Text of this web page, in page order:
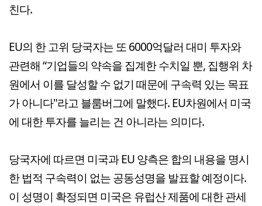
친다.
EU의 한 고위 당국자는 또 6000억달러 대미 투자와
관련해 “기업들의 약속을 집계한 수치일 뿐, 집행위 차
원에서 이를 달성할 수 없기 때문에 구속력 있는 목표
가 아니다"라고 블룸버그에 말했다. EU차원에서 미국
에 대한 투자를 늘리는 건 아니라는 의미다.
당국자에 따르면 미국과 EU 양측은 합의 내용을 명시
한 법적 구속력이 없는 공동성명을 발표할 예정이다.
이 성명이 확정되면 미국은 유럽산 제품에 대한 관세